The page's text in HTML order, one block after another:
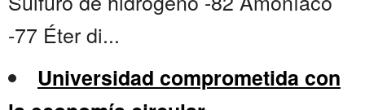
-77 Éter di...
Universidad comprometida con